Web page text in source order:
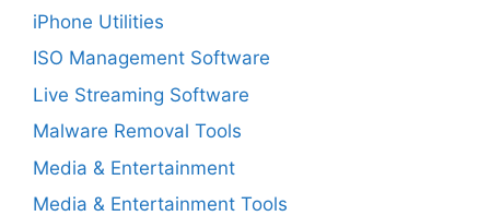
iPhone Utilities
ISO Management Software
Live Streaming Software
Malware Removal Tools
Media & Entertainment
Media & Entertainment Tools